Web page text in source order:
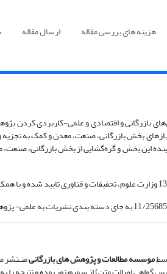
هزینه های بررسی مقاله ارسال مقاله
به منظور جهت‌دهی به مطالعات بخش‌های بازرگانی و
بخش بازرگانی، صنعت، معدن و کمک به
این بخش و گره‌گشایی از بخش بازرگانی،
موسسه مطالعات و پژوهش های بازرگانی